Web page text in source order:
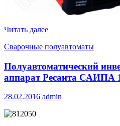
Читать далее
Сварочные полуавтоматы
Полуавтоматический
аппарат Ресанта САИПА
28.02.2016 admin